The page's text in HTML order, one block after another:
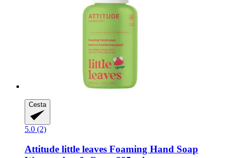
Cesta
5.0 (2)
Attitude little leaves Foaming Hand Soap